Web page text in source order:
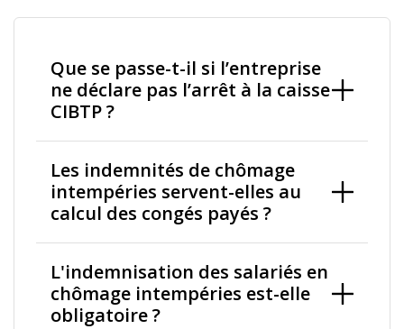
Que se passe-t-il si l’entreprise
ne déclare pas l’arrêt à la caisse
CIBTP ?
Les indemnités de chômage
intempéries servent-elles au
calcul des congés payés ?
L'indemnisation des salariés en
chômage intempéries est-elle
obligatoire ?